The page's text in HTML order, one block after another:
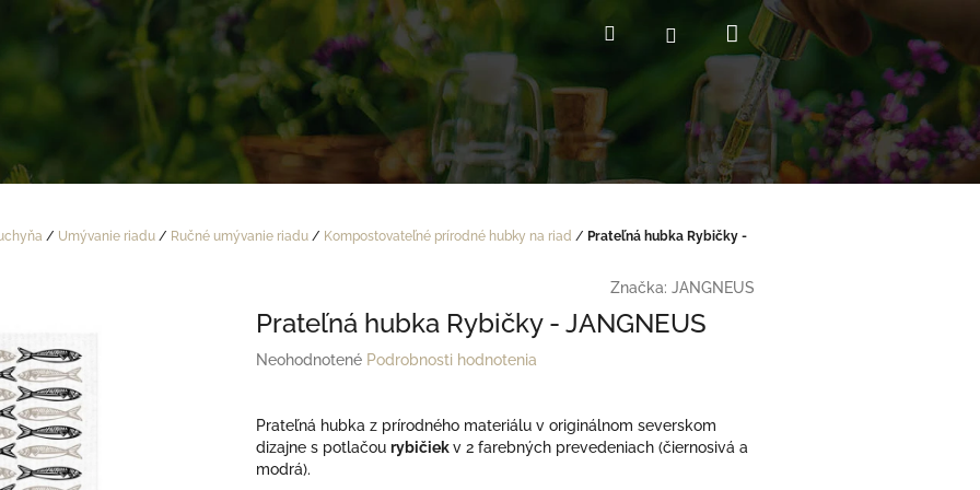
HľadaťPrihlásenieNákupný
košík
/ Umývanie riadu / Ručné umývanie riadu / Kompostovateľné prírodné hubky na riad / Prateľná hubka Rybičky -
Značka: JANGNEUS
Prateľná hubka Rybičky - JANGNEUS
Priemerné
je
0,0
z
Neohodnotené Podrobnosti hodnotenia
Prateľná hubka z prírodného materiálu v originálnom severskom
dizajne s potlačou rybičiekv 2 farebných prevedeniach (čiernosivá a
modrá).